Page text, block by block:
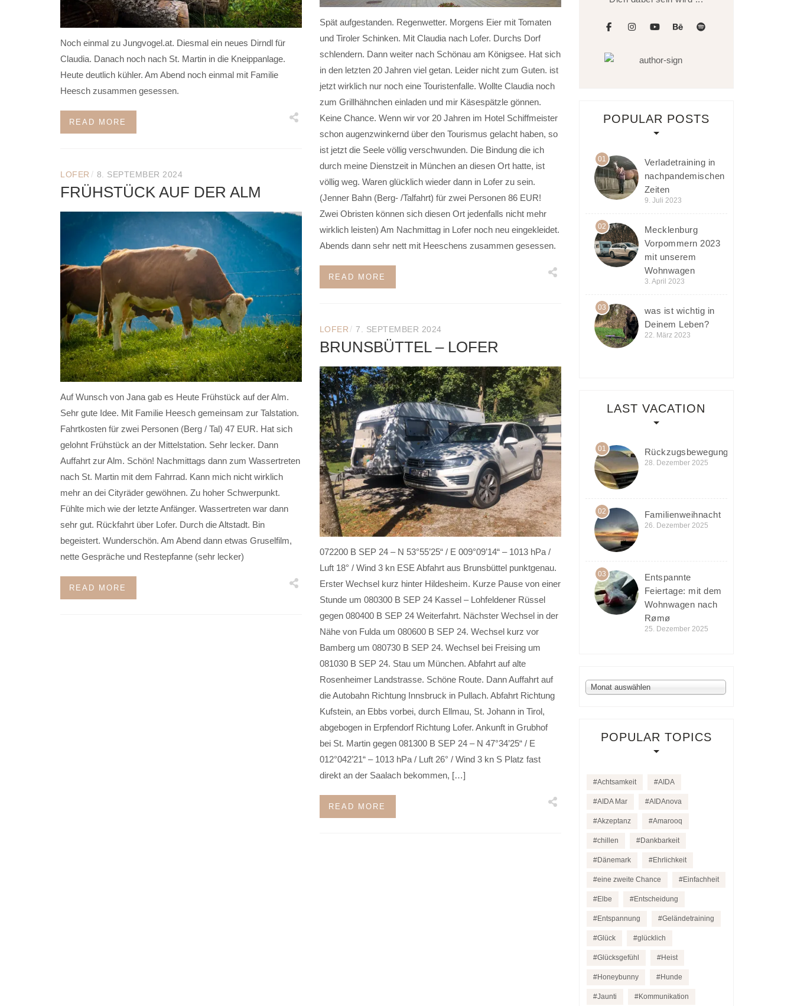
Noch einmal zu Jungvogel.at. Diesmal ein neues Dirndl für
Claudia. Danach noch nach St. Martin in die Kneippanlage.
Heute deutlich kühler. Am Abend noch einmal mit Familie
Heesch zusammen gesessen.
READ MORE
Spät aufgestanden. Regenwetter. Morgens Eier mit Tomaten
und Tiroler Schinken. Mit Claudia nach Lofer. Durchs Dorf
schlendern. Dann weiter nach Schönau am Königsee. Hat sich
in den letzten 20 Jahren viel getan. Leider nicht zum Guten. ist
jetzt wirklich nur noch eine Touristenfalle. Wollte Claudia noch
zum Grillhähnchen einladen und mir Käsespätzle gönnen.
Keine Chance. Wenn wir vor 20 Jahren im Hotel Schiffmeister
schon augenzwinkernd über den Tourismus gelacht haben, so
ist jetzt die Seele völlig verschwunden. Die Bindung die ich
durch meine Dienstzeit in München an diesen Ort hatte, ist
völlig weg. Waren glücklich wieder dann in Lofer zu sein.
(Jenner Bahn (Berg- /Talfahrt) für zwei Personen 86 EUR!
Zwei Obristen können sich diesen Ort jedenfalls nicht mehr
wirklich leisten) Am Nachmittag in Lofer noch neu eingekleidet.
Abends dann sehr nett mit Heeschens zusammen gesessen.
READ MORE
LOFER / 8. SEPTEMBER 2024
FRÜHSTÜCK AUF DER ALM
Auf Wunsch von Jana gab es Heute Frühstück auf der Alm.
Sehr gute Idee. Mit Familie Heesch gemeinsam zur Talstation.
Fahrtkosten für zwei Personen (Berg / Tal) 47 EUR. Hat sich
gelohnt Frühstück an der Mittelstation. Sehr lecker. Dann
Auffahrt zur Alm. Schön! Nachmittags dann zum Wassertreten
nach St. Martin mit dem Fahrrad. Kann mich nicht wirklich
mehr an dei Cityräder gewöhnen. Zu hoher Schwerpunkt.
Fühlte mich wie der letzte Anfänger. Wassertreten war dann
sehr gut. Rückfahrt über Lofer. Durch die Altstadt. Bin
begeistert. Wunderschön. Am Abend dann etwas Gruselfilm,
nette Gespräche und Restepfanne (sehr lecker)
READ MORE
LOFER / 7. SEPTEMBER 2024
BRUNSBÜTTEL – LOFER
072200 B SEP 24 – N 53°55’25“ / E 009°09’14“ – 1013 hPa /
Luft 18° / Wind 3 kn ESE Abfahrt aus Brunsbüttel punktgenau.
Erster Wechsel kurz hinter Hildesheim. Kurze Pause von einer
Stunde um 080300 B SEP 24 Kassel – Lohfeldener Rüssel
gegen 080400 B SEP 24 Weiterfahrt. Nächster Wechsel in der
Nähe von Fulda um 080600 B SEP 24. Wechsel kurz vor
Bamberg um 080730 B SEP 24. Wechsel bei Freising um
081030 B SEP 24. Stau um München. Abfahrt auf alte
Rosenheimer Landstrasse. Schöne Route. Dann Auffahrt auf
die Autobahn Richtung Innsbruck in Pullach. Abfahrt Richtung
Kufstein, an Ebbs vorbei, durch Ellmau, St. Johann in Tirol,
abgebogen in Erpfendorf Richtung Lofer. Ankunft in Grubhof
bei St. Martin gegen 081300 B SEP 24 – N 47°34’25“ / E
012°042’21“ – 1013 hPa / Luft 26° / Wind 3 kn S Platz fast
direkt an der Saalach bekommen, […]
READ MORE
facebook
instagram
youtube
behance
POPULAR POSTS
01
Verladetraining in
nachpandemischen
Zeiten
9. Juli 2023
02
Mecklenburg
Vorpommern 2023
mit unserem
Wohnwagen
3. April 2023
03
was ist wichtig in
Deinem Leben?
22. März 2023
LAST VACATION
01 Rückzugsbewegung
28. Dezember 2025
02 Familienweihnacht
26. Dezember 2025
03
Entspannte
Feiertage: mit dem
Wohnwagen nach
Rømø
25. Dezember 2025
Archiv
Monat auswählen
POPULAR TOPICS
Achtsamkeit AIDA
AIDA Mar AIDAnova
Akzeptanz Amarooq
chillen Dankbarkeit
Dänemark Ehrlichkeit
eine zweite Chance Einfachheit
Elbe Entscheidung
Entspannung Geländetraining
Glück glücklich
Glücksgefühl Heist
Honeybunny Hunde
Jaunti Kommunikation